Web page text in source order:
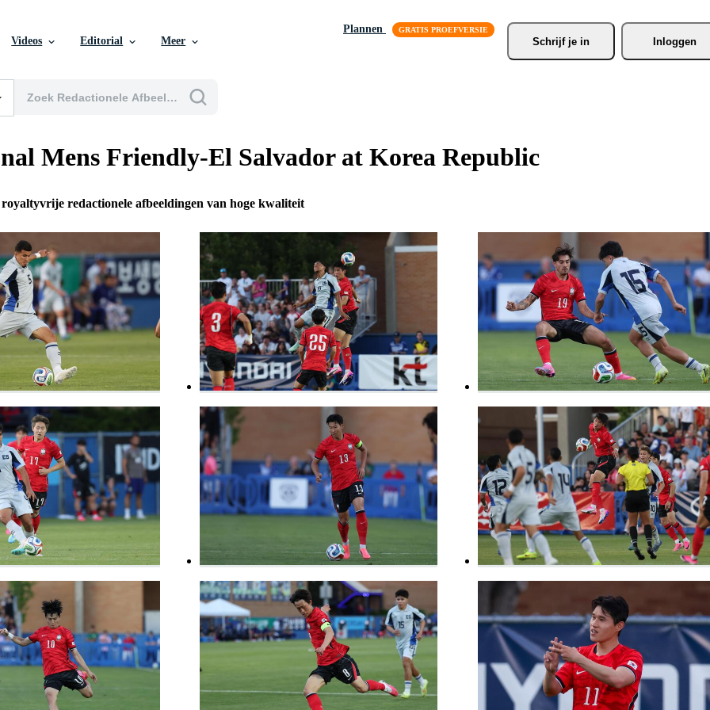
Videos Editorial Meer
Plannen
Schrijf je in Inloggen
Mens Friendly-El Salvador at Korea Republic
royaltyvrije redactionele afbeeldingen van hoge kwaliteit